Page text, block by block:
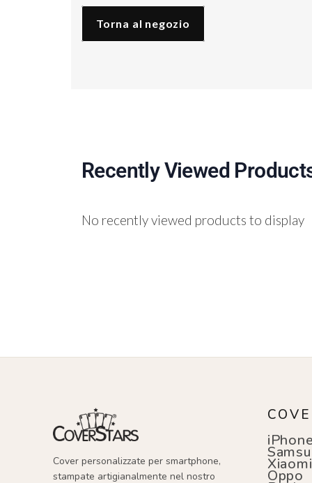
Torna al negozio
Recently Viewed
No recently viewed products to display
Cover personalizzate per smartphone,
stampate artigianalmente nel nostro
Xiaomi
Oppo